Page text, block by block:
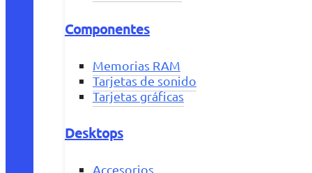
Componentes
Memorias RAM
Tarjetas de sonido
Tarjetas gráficas
Desktops
Accesorios